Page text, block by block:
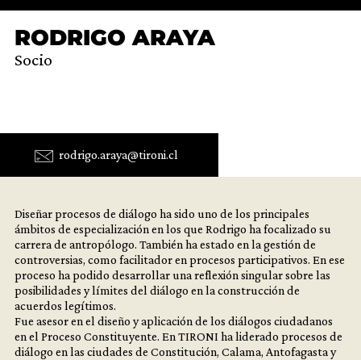
RODRIGO ARAYA
Socio
rodrigo.araya@tironi.cl
Diseñar procesos de diálogo ha sido uno de los principales
ámbitos de especialización en los que Rodrigo ha focalizado su
carrera de antropólogo. También ha estado en la gestión de
controversias, como facilitador en procesos participativos. En ese
proceso ha podido desarrollar una reflexión singular sobre las
posibilidades y límites del diálogo en la construcción de
acuerdos legítimos.
Fue asesor en el diseño y aplicación de los diálogos ciudadanos
en el Proceso Constituyente. En TIRONI ha liderado procesos de
diálogo en las ciudades de Constitución, Calama, Antofagasta y